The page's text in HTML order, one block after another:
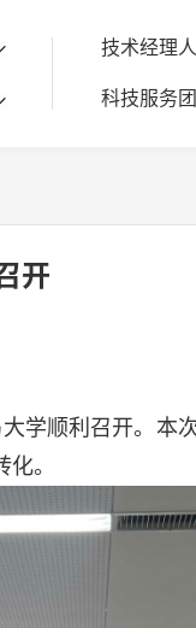
技术经理人
科技服务团
开
学顺利召开。本
。